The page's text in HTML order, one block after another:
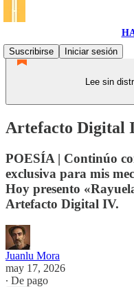
Suscribirse
Iniciar sesión
Lee sin
Artefacto Digital
POESÍA | Continúo
exclusiva para mis
Hoy presento
Artefacto Digital IV.
Juanlu Mora
may 17, 2026
∙ De pago